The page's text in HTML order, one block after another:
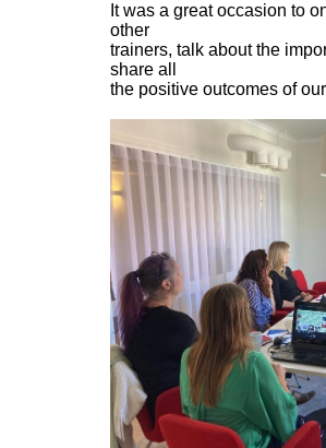
It was a great occasion to
other
trainers, talk about the
share all
the positive outcomes of